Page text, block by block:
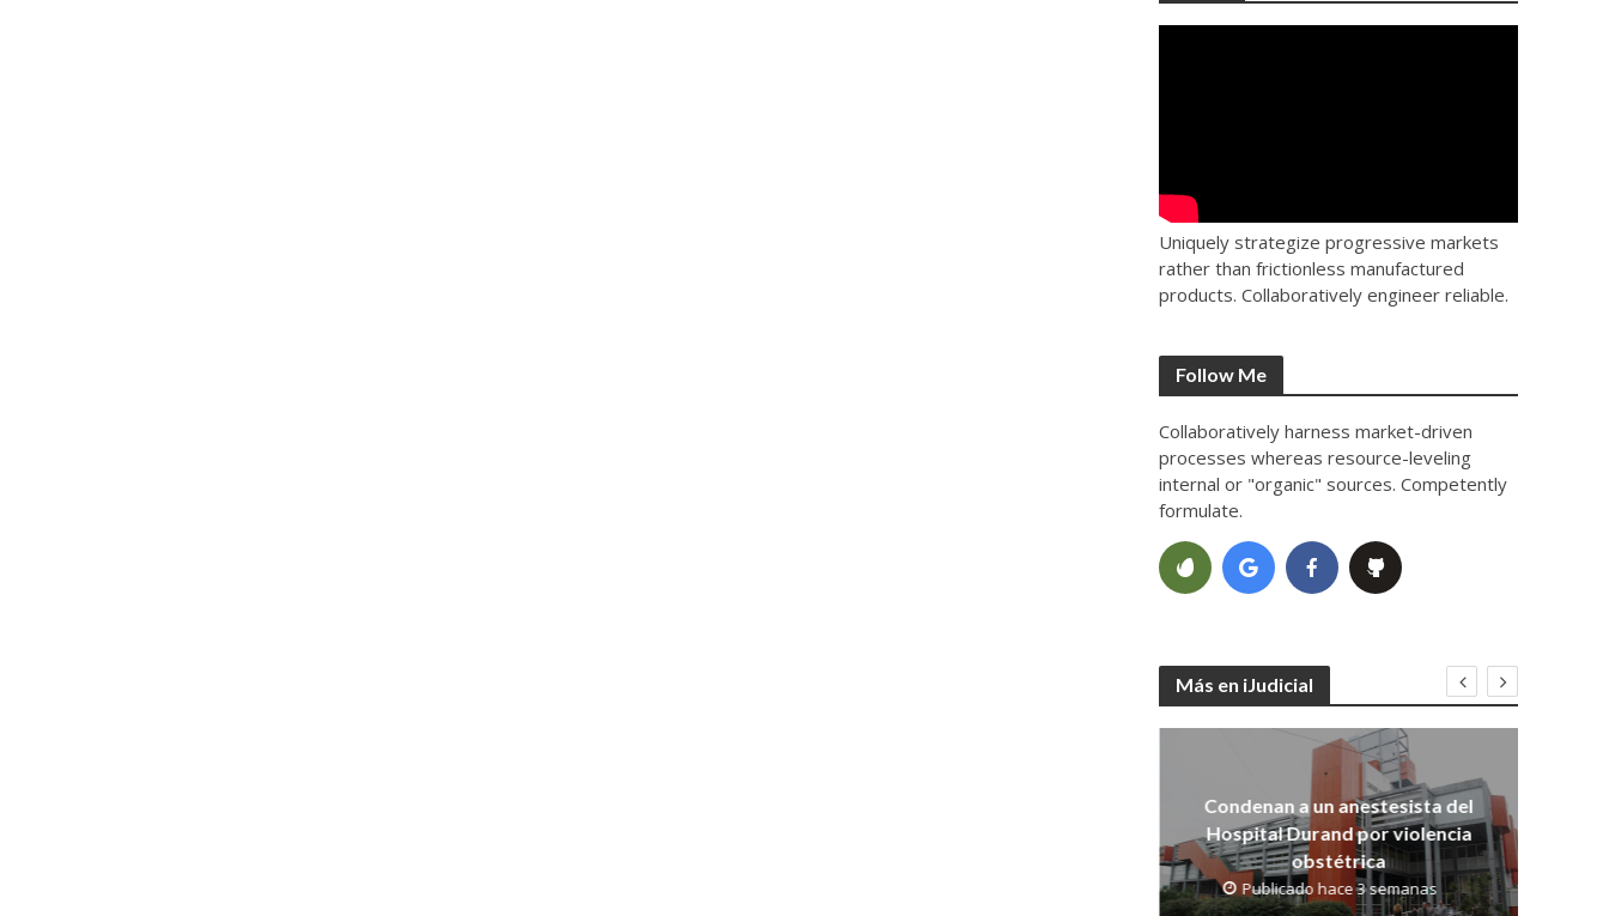
Uniquely strategize progressive markets
rather than frictionless manufactured
products. Collaboratively engineer reliable.
Follow Me
Collaboratively harness market-driven
processes whereas resource-leveling
internal or "organic" sources. Competently
formulate.
Más en iJudicial
Condenan a un anestesista del
Hospital Durand por violencia
obstétrica
Publicado hace 3 semanas